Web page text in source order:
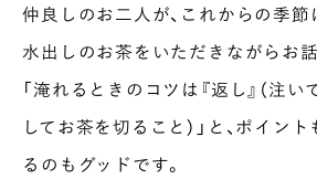
仲良しのお二人が、これからの季
水出しのお茶をいただきながらお
「淹れるときのコツは『返し』（注
してお茶を切ること）」と、ポイン
るのもグッドです。